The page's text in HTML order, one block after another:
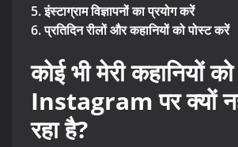
5. इंस्टाग्राम विज्ञापनों का प्रयोग करें
6. प्रतिदिन रीलों और कहानियों को पोस्ट करें
कोई भी मेरी कहानियों को
Instagram पर क्यों
रहा है?